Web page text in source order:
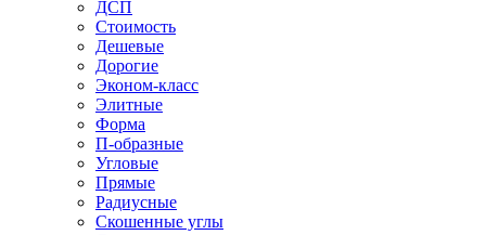
ДСП
Стоимость
Дешевые
Дорогие
Эконом-класс
Элитные
Форма
П-образные
Угловые
Прямые
Радиусные
Скошенные углы